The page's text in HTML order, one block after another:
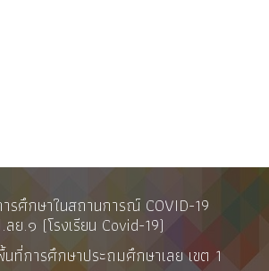
รศึกษาในสถานการณ์ COVID-19
ย.๑ (โรงเรียน Covid-19)
นที่การศึกษาประถมศึกษาเลย เขต 1